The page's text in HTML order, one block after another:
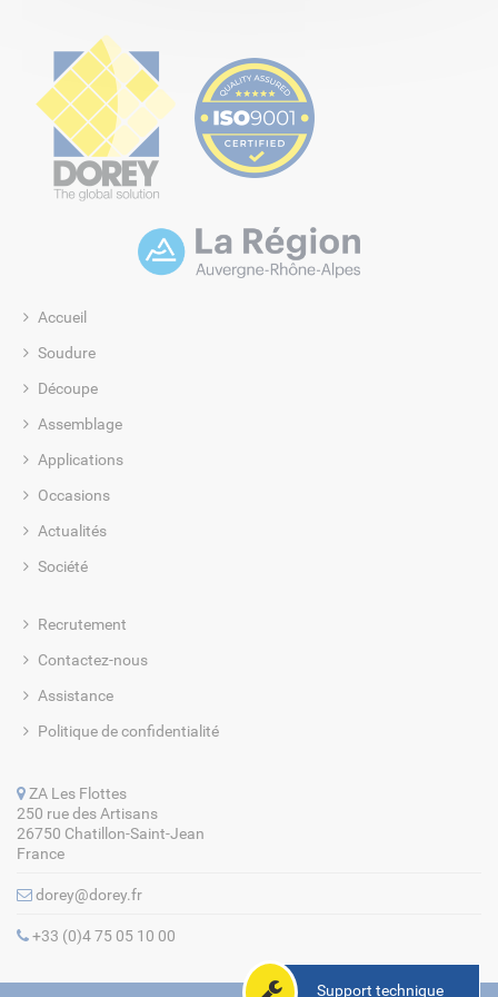
Accueil
Soudure
Découpe
Assemblage
Applications
Occasions
Actualités
Société
Recrutement
Contactez-nous
Assistance
Politique de confidentialité
ZA Les Flottes
250 rue des Artisans
26750 Chatillon-Saint-Jean
France
dorey@dorey.fr
+33 (0)4 75 05 10 00
Support technique